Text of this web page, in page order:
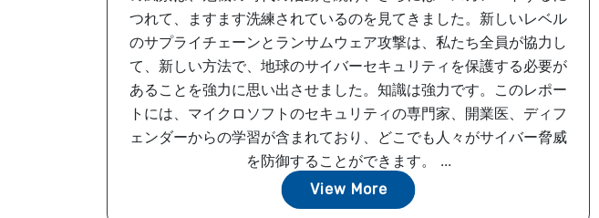
つれて、ますます洗練されているのを見てきました。新しいレベル
のサプライチェーンとランサムウェア攻撃は、私たち全員が協力し
て、新しい方法で、地球のサイバーセキュリティを保護する必要が
あることを強力に思い出させました。知識は強力です。このレポー
トには、マイクロソフトのセキュリティの専門家、開業医、ディフ
ェンダーからの学習が含まれており、どこでも人々がサイバー脅威
を防御することができます。 ...
View More